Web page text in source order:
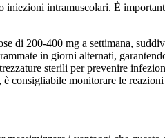
intramuscolari. È
di 200-400 mg a settimana,
in giorni alternati,
sterili per prevenire
consigliabile monitorare le